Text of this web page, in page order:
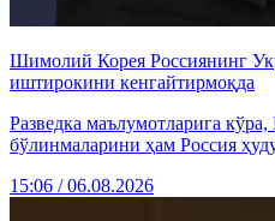
Шимолий Корея Россиянинг
иштирокини кенгайтирмоқда
Разведка маълумотларига
бўлинмаларини ҳам Россия
15:06 / 06.08.2026